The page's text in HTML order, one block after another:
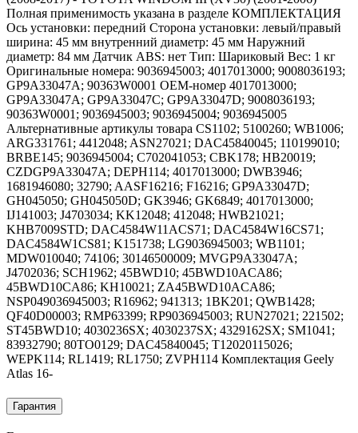
Полная применимость указана в разделе КОМПЛЕКТАЦИЯ
Ось установки: передний Сторона установки: левый/правый
ширина: 45 мм внутренний диаметр: 45 мм Наружний
диаметр: 84 мм Датчик ABS: нет Тип: Шариковый Вес: 1 кг
Оригинальные номера: 9036945003; 4017013000; 9008036193;
GP9A33047A; 90363W0001 OEM-номер 4017013000;
GP9A33047A; GP9A33047C; GP9A33047D; 9008036193;
90363W0001; 9036945003; 9036945004; 9036945005
Альтернативные артикулы товара CS1102; 5100260; WB1006;
ARG331761; 4412048; ASN27021; DAC45840045; 110199010;
BRBE145; 9036945004; C702041053; CBK178; HB20019;
CZDGP9A33047A; DEPH114; 4017013000; DWB3946;
1681946080; 32790; AASF16216; F16216; GP9A33047D;
GH045050; GH045050D; GK3946; GK6849; 4017013000;
IJ141003; J4703034; KK12048; 412048; HWB21021;
KHB7009STD; DAC4584W11ACS71; DAC4584W16CS71;
DAC4584W1CS81; K151738; LG9036945003; WB1101;
MDW010040; 74106; 30146500009; MVGP9A33047A;
J4702036; SCH1962; 45BWD10; 45BWD10ACA86;
45BWD10CA86; KH10021; ZA45BWD10ACA86;
NSP049036945003; R16962; 941313; 1BK201; QWB1428;
QF40D00003; RMP63399; RP9036945003; RUN27021; 221502;
ST45BWD10; 4030236SX; 4030237SX; 4329162SX; SM1041;
83932790; 80TO0129; DAC45840045; T12020115026;
WEPK114; RL1419; RL1750; ZVPH114 Комплектация Geely
Atlas 16-
Гарантия